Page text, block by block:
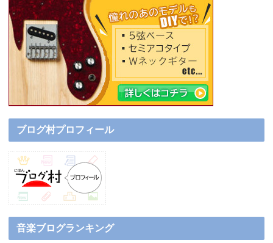
ブログ村プロフィール
音楽ブログランキング